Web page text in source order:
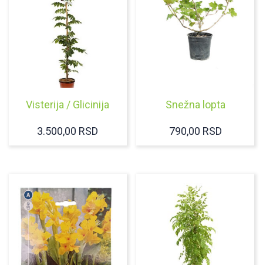
Visterija / Glicinija
3.500,00 RSD
Snežna lopta
790,00 RSD